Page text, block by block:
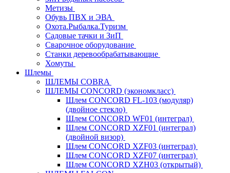
Метизы
Обувь ПВХ и ЭВА
Охота.Рыбалка.Туризм
Садовые тачки и ЗиП
Сварочное оборудование
Станки деревообрабатывающие
Хомуты
Шлемы
ШЛЕМЫ COBRA
ШЛЕМЫ CONCORD (экономкласс)
Шлем CONCORD FL-103 (модуляр)
(двойное стекло)
Шлем CONCORD WF01 (интеграл)
Шлем CONCORD XZF01 (интеграл)
(двойной визор)
Шлем CONCORD XZF03 (интеграл)
Шлем CONCORD XZF07 (интеграл)
Шлем CONCORD XZH03 (открытый)